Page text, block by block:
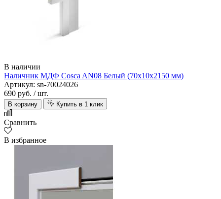
В наличии
Наличник МДФ Cosca AN08 Белый (70х10х2150 мм)
Артикул: sn-70024026
690 руб. / шт.
В корзину Купить в 1 клик
Сравнить
В избранное